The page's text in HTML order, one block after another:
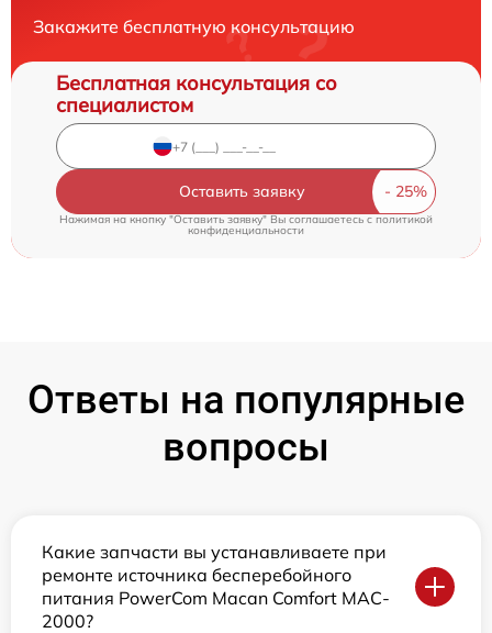
Закажите бесплатную консультацию
Бесплатная консультация со
специалистом
Оставить заявку
Нажимая на кнопку "Оставить заявку" Вы соглашаетесь cполитикой
конфиденциальности
Ответы на популярные
вопросы
Какие запчасти вы устанавливаете при
ремонте источника бесперебойного
питания PowerCom Macan Comfort MAC-
2000?